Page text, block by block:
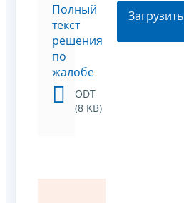
Полный
текст
решения
по
жалобе
ODT
(8 KB)
Загрузить